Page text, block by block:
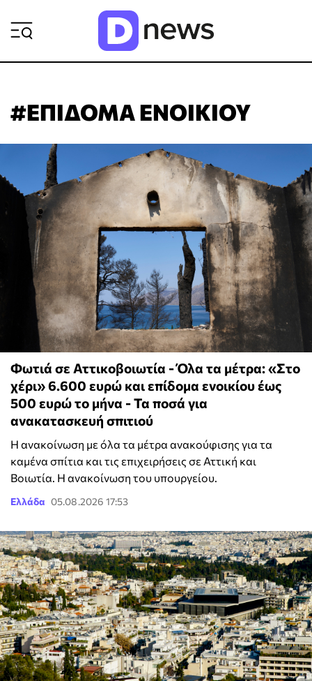
#ΕΠΙΔΟΜΑ ΕΝΟΙΚΙΟΥ
Φωτιά σε Αττικοβοιωτία - Όλα τα μέτρα: «Στο
χέρι» 6.600 ευρώ και επίδομα ενοικίου έως
500 ευρώ το μήνα - Τα ποσά για
ανακατασκευή σπιτιού
Η ανακοίνωση με όλα τα μέτρα ανακούφισης για τα
καμένα σπίτια και τις επιχειρήσεις σε Αττική και
Βοιωτία. Η ανακοίνωση του υπουργείου.
Ελλάδα 05.08.2026 17:53